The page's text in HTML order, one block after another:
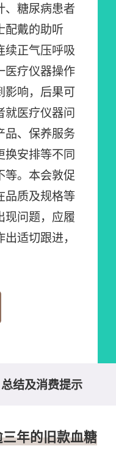
、糖尿病患者
配戴的助听
续正气压呼吸
医疗仪器操作
影响，后果可
就医疗仪器问
品、保养服务
换安排等不同
等。本会敦促
品质及规格等
现问题，应履
适切跟进，
总结及消费提示
年的旧款血糖